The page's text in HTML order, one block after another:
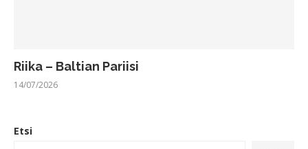
Riika – Baltian Pariisi
14/07/2026
Etsi